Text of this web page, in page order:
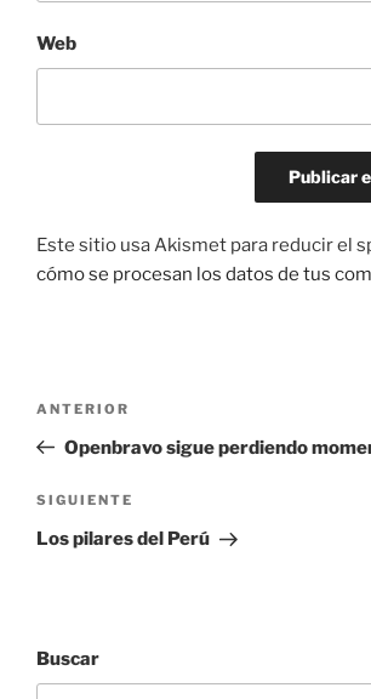
Web
Este sitio usa Akismet para reducir el
cómo se procesan los datos de tus
entradas
Entrada
anterior:
ANTERIOR
Openbravo sigue perdiendo
Siguiente
entrada
SIGUIENTE
Los pilares del Perú
Buscar